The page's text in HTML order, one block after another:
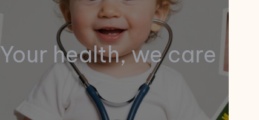
Your health, we care